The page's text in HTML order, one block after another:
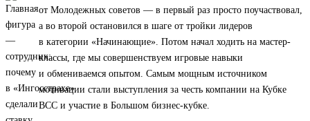
от Молодежных советов — в первый раз просто поучаствовал,
а во второй остановился в шаге от тройки лидеров
в категории «Начинающие». Потом начал ходить на мастер-
классы, где мы совершенствуем игровые навыки
и обмениваемся опытом. Самым мощным источником
мотивации стали выступления за честь компании на Кубке
ВСС и участие в Большом бизнес-кубке.